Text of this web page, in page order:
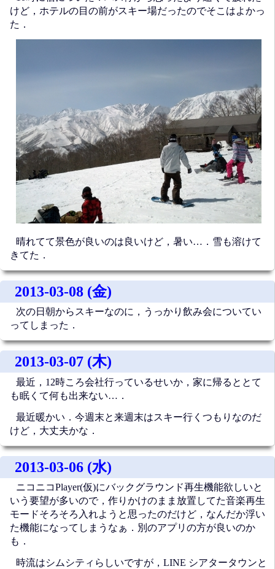
けど，ホテルの目の前がスキー場だったのでそこはよかっ
た．
晴れてて景色が良いのは良いけど，暑い…．雪も溶けて
きてた．
2013-03-08 (金)
次の日朝からスキーなのに，うっかり飲み会についてい
ってしまった．
2013-03-07 (木)
最近，12時ころ会社行っているせいか，家に帰るととて
も眠くて何も出来ない…．
最近暖かい．今週末と来週末はスキー行くつもりなのだ
けど，大丈夫かな．
2013-03-06 (水)
ニコニコPlayer(仮)にバックグラウンド再生機能欲しいと
いう要望が多いので，作りかけのまま放置してた音楽再生
モードそろそろ入れようと思ったのだけど，なんだか浮い
た機能になってしまうなぁ．別のアプリの方が良いのか
も．
時流はシムシティらしいですが，LINE シアタータウンと